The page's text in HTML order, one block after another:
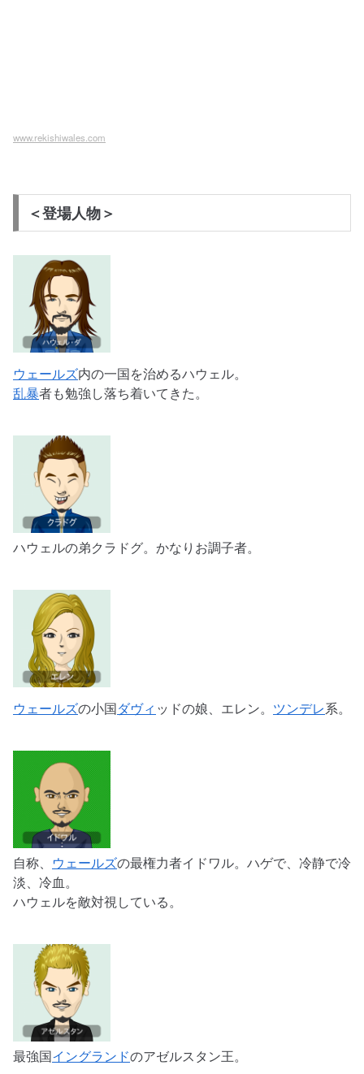
www.rekishiwales.com
＜登場人物＞
ウェールズ内の一国を治めるハウェル。
乱暴者も勉強し落ち着いてきた。
ハウェルの弟クラドグ。かなりお調子者。
ウェールズの小国ダヴィ ッドの娘、エレン。 ツンデレ系。
自称、 ウェールズの最権力者イドワル。ハゲで、冷静で冷
淡、冷血。
ハウェルを敵対視している。
最強国イングランドのアゼルスタン王。